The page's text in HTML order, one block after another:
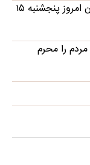
قیمت گوشی سامسونگ، شیائومی و آیفون امروز پنجشنبه ۱۵
را محرم